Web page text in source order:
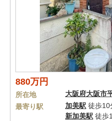
880万円
所在地 大阪府大阪市
最寄り駅
加美駅 徒歩10
新加美駅 徒歩